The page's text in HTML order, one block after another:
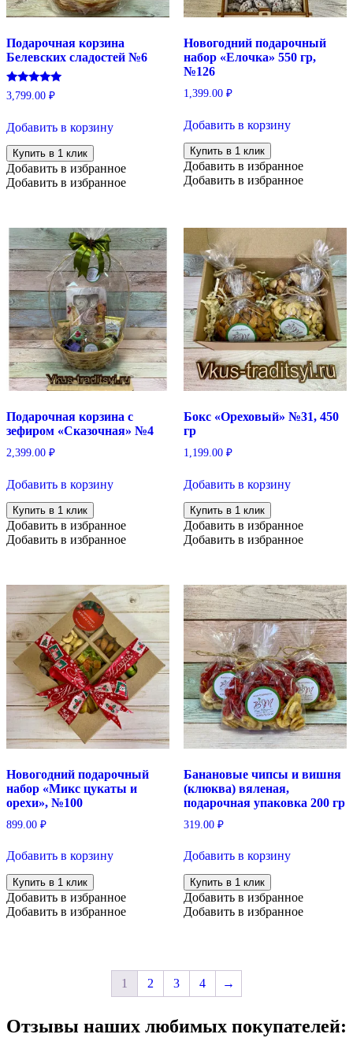
Подарочная корзина
Белевских сладостей №6
Оценка
5.00
3,799.00 ₽
Добавить в корзину
Купить в 1 клик
Добавить в избранное
Добавить в избранное
Новогодний подарочный
набор «Елочка» 550 гр,
№126
1,399.00 ₽
Добавить в корзину
Купить в 1 клик
Добавить в избранное
Добавить в избранное
Подарочная корзина с
зефиром «Сказочная» №4
2,399.00 ₽
Добавить в корзину
Купить в 1 клик
Добавить в избранное
Добавить в избранное
Бокс «Ореховый» №31, 450
гр
1,199.00 ₽
Добавить в корзину
Купить в 1 клик
Добавить в избранное
Добавить в избранное
Новогодний подарочный
набор «Микс цукаты и
орехи», №100
899.00 ₽
Добавить в корзину
Купить в 1 клик
Добавить в избранное
Добавить в избранное
Банановые чипсы и вишня
(клюква) вяленая,
подарочная упаковка 200 гр
319.00 ₽
Добавить в корзину
Купить в 1 клик
Добавить в избранное
Добавить в избранное
1 2 3 4 →
Отзывы наших любимых покупателей: